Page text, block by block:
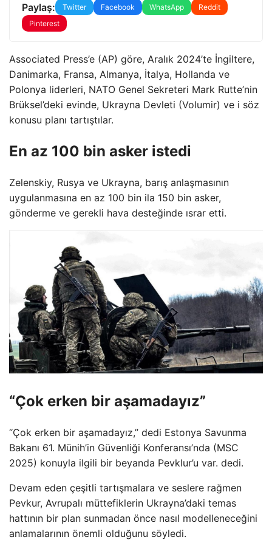
Paylaş: Twitter Facebook WhatsApp
Reddit
Pinterest
Associated Press’e (AP) göre, Aralık 2024’te İngiltere,
Danimarka, Fransa, Almanya, İtalya, Hollanda ve
Polonya liderleri, NATO Genel Sekreteri Mark Rutte’nin
Brüksel’deki evinde, Ukrayna Devleti (Volumir) ve i söz
konusu planı tartıştılar.
En az 100 bin asker istedi
Zelenskiy, Rusya ve Ukrayna, barış anlaşmasının
uygulanmasına en az 100 bin ila 150 bin asker,
gönderme ve gerekli hava desteğinde ısrar etti.
“Çok erken bir aşamadayız”
“Çok erken bir aşamadayız,” dedi Estonya Savunma
Bakanı 61. Münih’in Güvenliği Konferansı’nda (MSC
2025) konuyla ilgili bir beyanda Pevklur’u var. dedi.
Devam eden çeşitli tartışmalara ve seslere rağmen
Pevkur, Avrupalı ​​müttefiklerin Ukrayna’daki temas
hattının bir plan sunmadan önce nasıl modelleneceğini
anlamalarının önemli olduğunu söyledi.